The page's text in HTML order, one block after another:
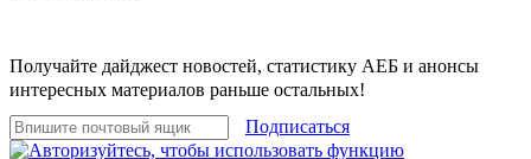
Получайте дайджест новостей, статистику АЕБ и анонсы
интересных материалов раньше остальных!
Подписаться